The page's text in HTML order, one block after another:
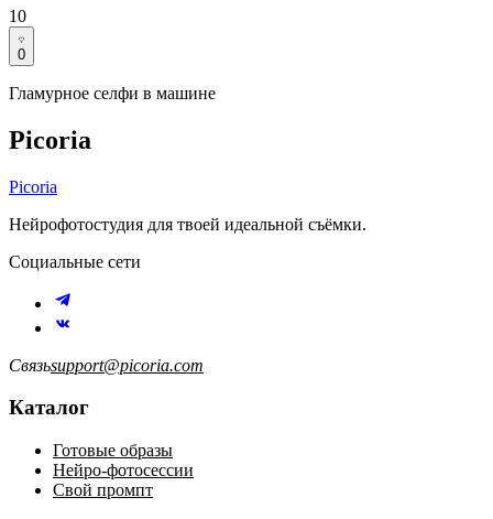
10
0
Гламурное селфи в машине
Picoria
Picoria
Нейрофотостудия для твоей идеальной съёмки.
Социальные сети
Связьsupport@picoria.com
Каталог
Готовые образы
Нейро-фотосессии
Свой промпт